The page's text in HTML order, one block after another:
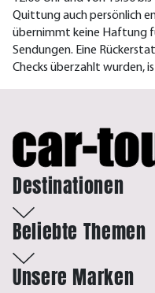
Quittung auch persönlich
übernimmt keine Haftung
Sendungen. Eine
Checks überzahlt wurden,
Destinationen
Beliebte Themen
Unsere Marken